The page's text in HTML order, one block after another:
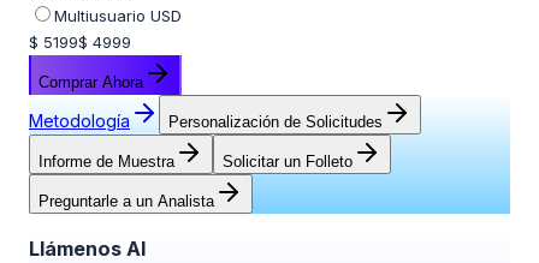
Multiusuario USD
$ 5199$ 4999
Comprar Ahora
Metodología Personalización de Solicitudes
Informe de Muestra Solicitar un Folleto
Preguntarle a un Analista
Llámenos Al